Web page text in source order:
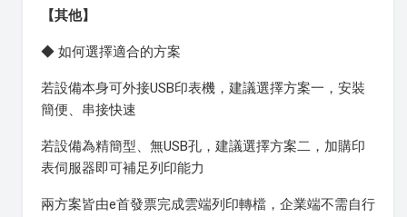
【其他】
◆ 如何選擇適合的方案
若設備本身可外接USB印表機，建議選擇方案一，安裝
簡便、串接快速
若設備為精簡型、無USB孔，建議選擇方案二，加購印
表伺服器即可補足列印能力
兩方案皆由e首發票完成雲端列印轉檔，企業端不需自行